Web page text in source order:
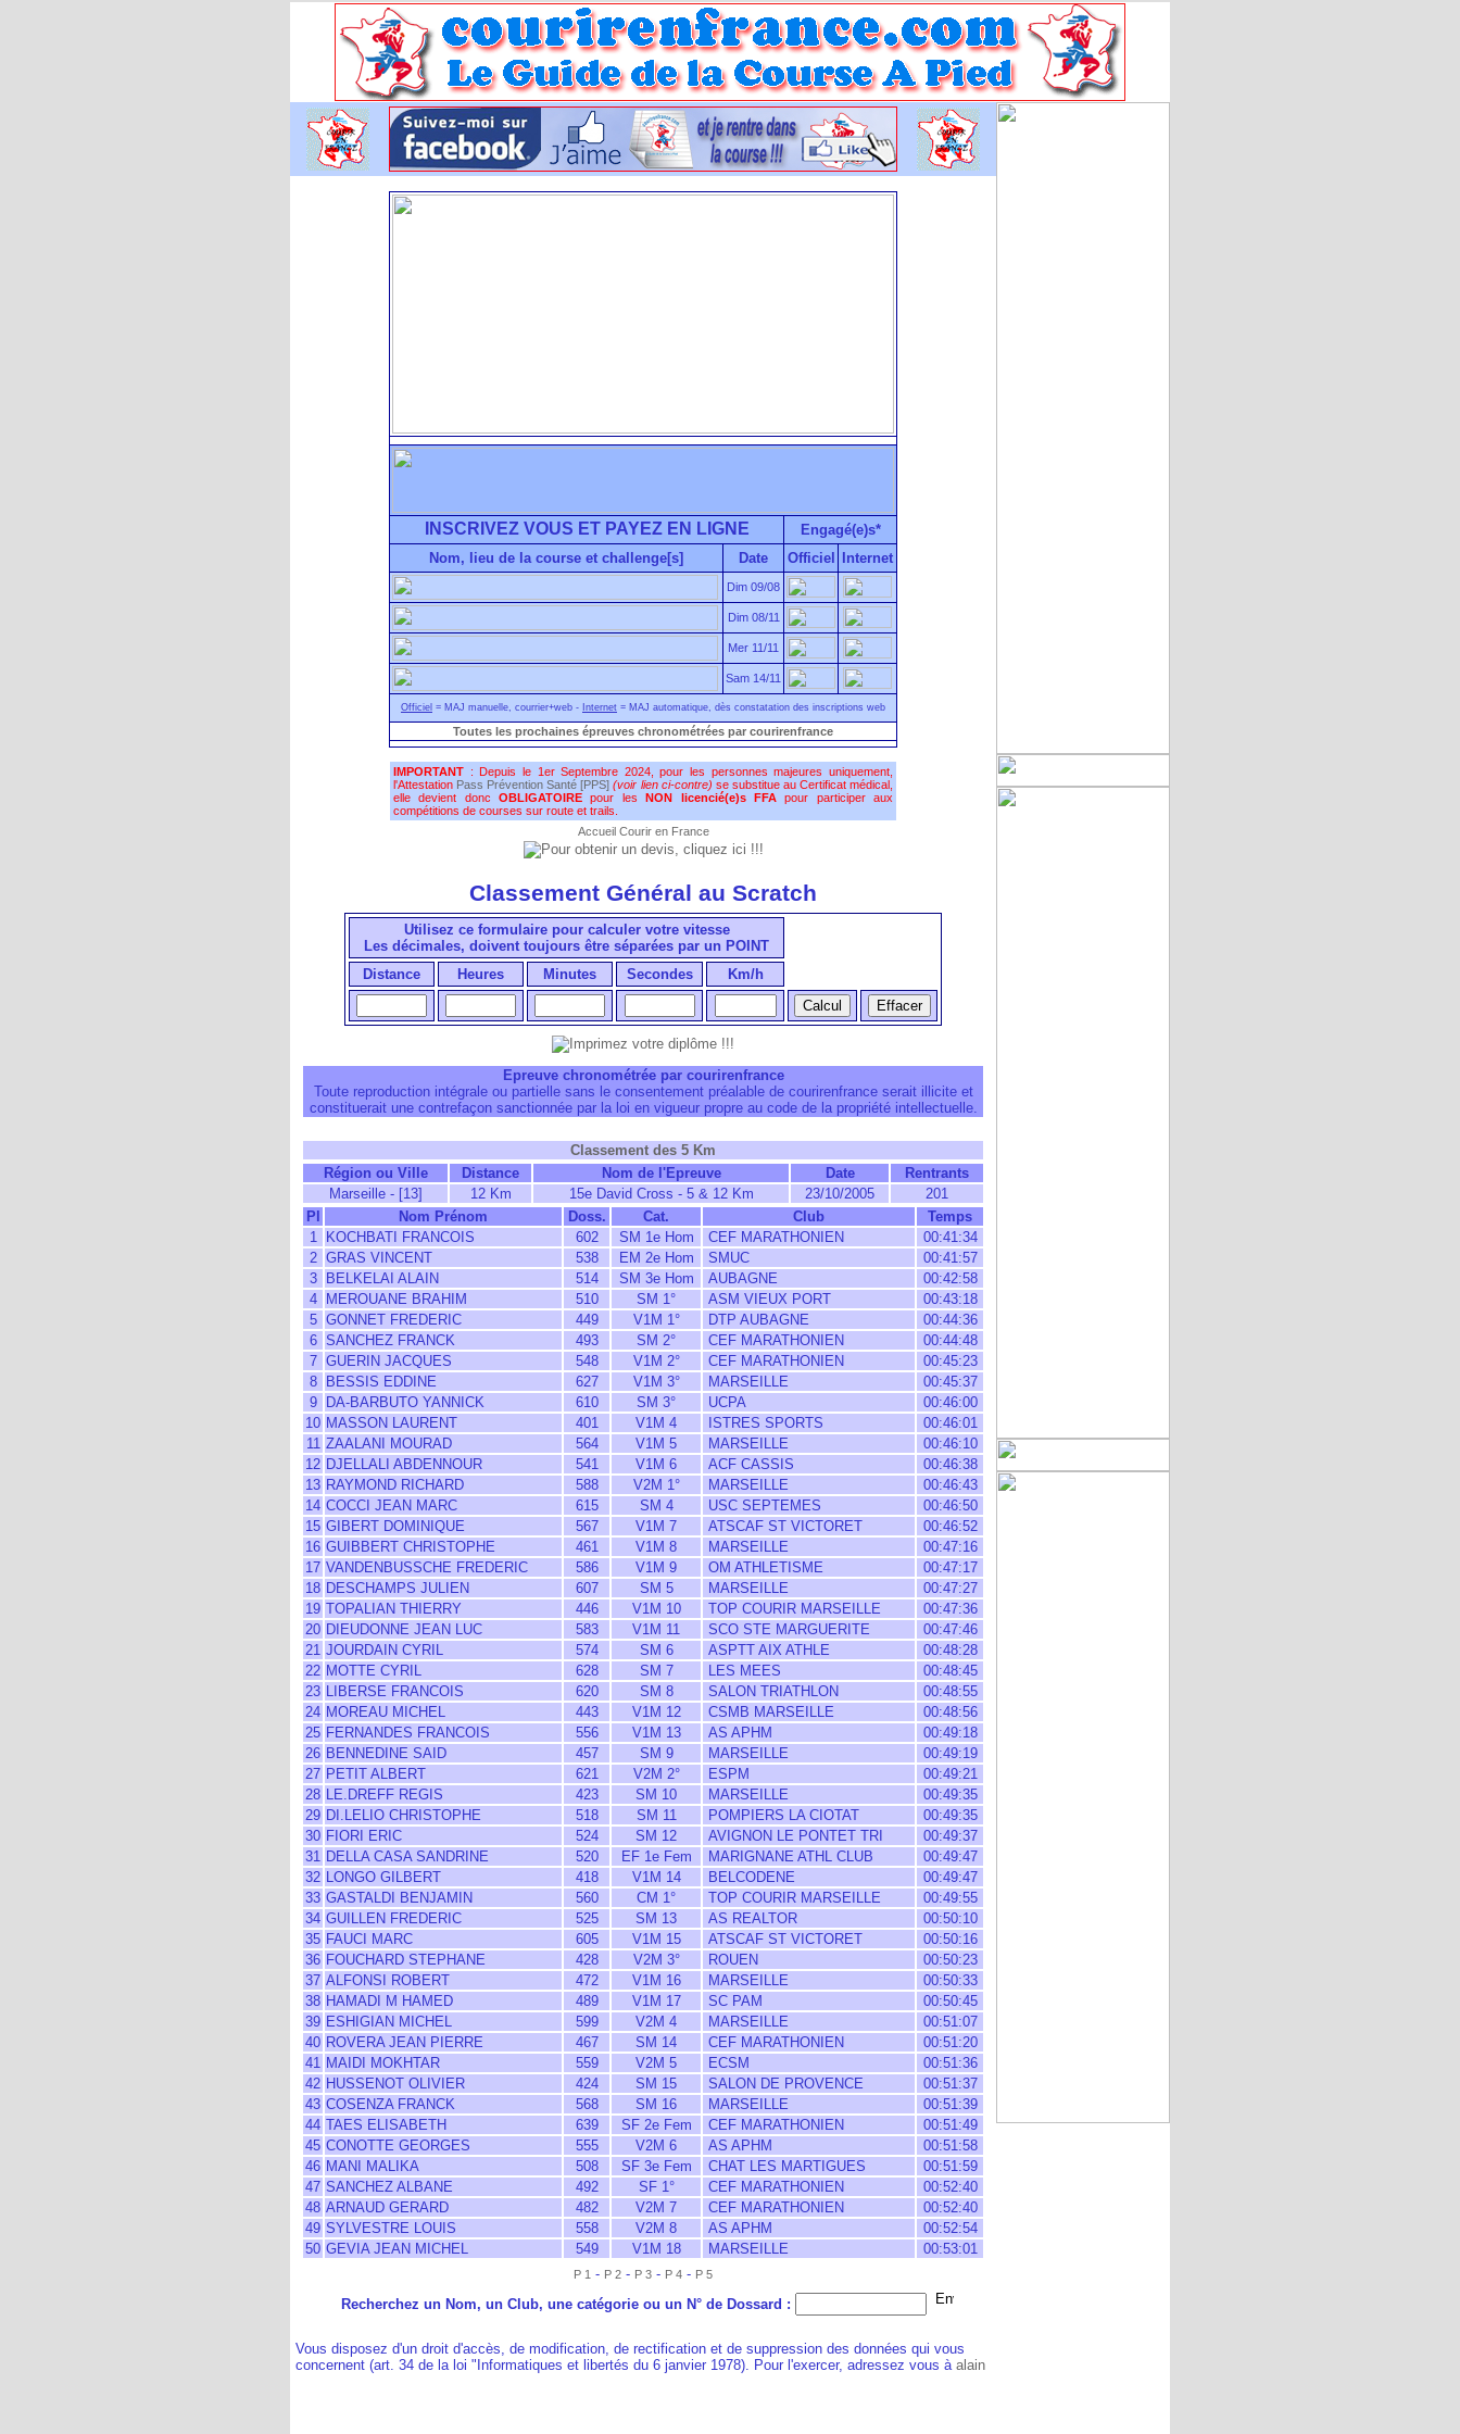
INSCRIVEZ VOUS ET PAYEZ EN LIGNE
Engagé(e)s*
Nom, lieu de la course et challenge[s]
Date Officiel Internet
Dim 09/08
Dim 08/11
Mer 11/11
Sam 14/11
Officiel = MAJ manuelle, courrier+web - Internet = MAJ automatique, dès constatation des inscriptions web
Toutes les prochaines épreuves chronométrées par courirenfrance
IMPORTANT : Depuis le 1er Septembre 2024, pour les personnes majeures uniquement,
l'Attestation Pass Prévention Santé [PPS] (voir lien ci-contre) se substitue au Certificat médical,
elle devient doncOBLIGATOIRE pour lesNON licencié(e)s FFApour participer aux
compétitions de courses sur route et trails.
Accueil Courir en France
Classement Général au Scratch
Utilisez ce formulaire pour calculer votre vitesse
Les décimales, doivent toujours être séparées par un POINT
Distance
Heures Minutes Secondes Km/h
Epreuve chronométrée par courirenfrance
Toute reproduction intégrale ou partielle sans le consentement préalable de courirenfrance serait illicite et
constituerait une contrefaçon sanctionnée par la loi en vigueur propre au code de la propriété intellectuelle.
Classement des 5 Km
Région ou Ville
Distance Nom de l'Epreuve Date
Rentrants
Marseille - [13]
12 Km 15e David Cross - 5 & 12 Km 23/10/2005
201
Pl
Nom Prénom Doss. Cat. Club
Temps
1
KOCHBATI FRANCOIS 602 SM 1e Hom CEF MARATHONIEN
00:41:34
2 GRAS VINCENT 538 EM 2e Hom SMUC
00:41:57
3
BELKELAI ALAIN 514 SM 3e Hom AUBAGNE
00:42:58
4
MEROUANE BRAHIM 510 SM 1° ASM VIEUX PORT
00:43:18
5 GONNET FREDERIC 449 V1M 1° DTP AUBAGNE
00:44:36
6 SANCHEZ FRANCK 493 SM 2° CEF MARATHONIEN
00:44:48
7 GUERIN JACQUES 548 V1M 2° CEF MARATHONIEN
00:45:23
8
BESSIS EDDINE 627 V1M 3° MARSEILLE
00:45:37
9
DA-BARBUTO YANNICK 610 SM 3° UCPA
00:46:00
10 MASSON LAURENT 401 V1M 4 ISTRES SPORTS
00:46:01
11 ZAALANI MOURAD 564 V1M 5 MARSEILLE
00:46:10
12 DJELLALI ABDENNOUR 541 V1M 6 ACF CASSIS
00:46:38
13 RAYMOND RICHARD 588 V2M 1° MARSEILLE
00:46:43
14 COCCI JEAN MARC 615 SM 4 USC SEPTEMES
00:46:50
15 GIBERT DOMINIQUE 567 V1M 7 ATSCAF ST VICTORET
00:46:52
16 GUIBBERT CHRISTOPHE 461 V1M 8 MARSEILLE
00:47:16
17 VANDENBUSSCHE FREDERIC 586 V1M 9 OM ATHLETISME
00:47:17
18 DESCHAMPS JULIEN 607 SM 5 MARSEILLE
00:47:27
19 TOPALIAN THIERRY 446 V1M 10 TOP COURIR MARSEILLE
00:47:36
20 DIEUDONNE JEAN LUC 583 V1M 11 SCO STE MARGUERITE
00:47:46
21 JOURDAIN CYRIL 574 SM 6 ASPTT AIX ATHLE
00:48:28
22 MOTTE CYRIL 628 SM 7 LES MEES
00:48:45
23 LIBERSE FRANCOIS 620 SM 8 SALON TRIATHLON
00:48:55
24 MOREAU MICHEL 443 V1M 12 CSMB MARSEILLE
00:48:56
25 FERNANDES FRANCOIS 556 V1M 13 AS APHM
00:49:18
26 BENNEDINE SAID 457 SM 9 MARSEILLE
00:49:19
27 PETIT ALBERT 621 V2M 2° ESPM
00:49:21
28 LE.DREFF REGIS 423 SM 10 MARSEILLE
00:49:35
29 DI.LELIO CHRISTOPHE 518 SM 11 POMPIERS LA CIOTAT
00:49:35
30 FIORI ERIC 524 SM 12 AVIGNON LE PONTET TRI
00:49:37
31 DELLA CASA SANDRINE 520 EF 1e Fem MARIGNANE ATHL CLUB
00:49:47
32 LONGO GILBERT 418 V1M 14 BELCODENE
00:49:47
33 GASTALDI BENJAMIN 560 CM 1° TOP COURIR MARSEILLE
00:49:55
34 GUILLEN FREDERIC 525 SM 13 AS REALTOR
00:50:10
35 FAUCI MARC 605 V1M 15 ATSCAF ST VICTORET
00:50:16
36 FOUCHARD STEPHANE 428 V2M 3° ROUEN
00:50:23
37 ALFONSI ROBERT 472 V1M 16 MARSEILLE
00:50:33
38 HAMADI M HAMED 489 V1M 17 SC PAM
00:50:45
39 ESHIGIAN MICHEL 599 V2M 4 MARSEILLE
00:51:07
40 ROVERA JEAN PIERRE 467 SM 14 CEF MARATHONIEN
00:51:20
41 MAIDI MOKHTAR 559 V2M 5 ECSM
00:51:36
42 HUSSENOT OLIVIER 424 SM 15 SALON DE PROVENCE
00:51:37
43 COSENZA FRANCK 568 SM 16 MARSEILLE
00:51:39
44 TAES ELISABETH 639 SF 2e Fem CEF MARATHONIEN
00:51:49
45 CONOTTE GEORGES 555 V2M 6 AS APHM
00:51:58
46 MANI MALIKA 508 SF 3e Fem CHAT LES MARTIGUES
00:51:59
47 SANCHEZ ALBANE 492 SF 1° CEF MARATHONIEN
00:52:40
48 ARNAUD GERARD 482 V2M 7 CEF MARATHONIEN
00:52:40
49 SYLVESTRE LOUIS 558 V2M 8 AS APHM
00:52:54
50 GEVIA JEAN MICHEL 549 V1M 18 MARSEILLE 00:53:01
P 1 - P 2 - P 3 - P 4 - P 5
Recherchez un Nom, un Club, une catégorie ou un N° de Dossard :
Vous disposez d'un droit d'accès, de modification, de rectification et de suppression des données qui vous
concernent (art. 34 de la loi "Informatiques et libertés du 6 janvier 1978). Pour l'exercer, adressez vous à alain